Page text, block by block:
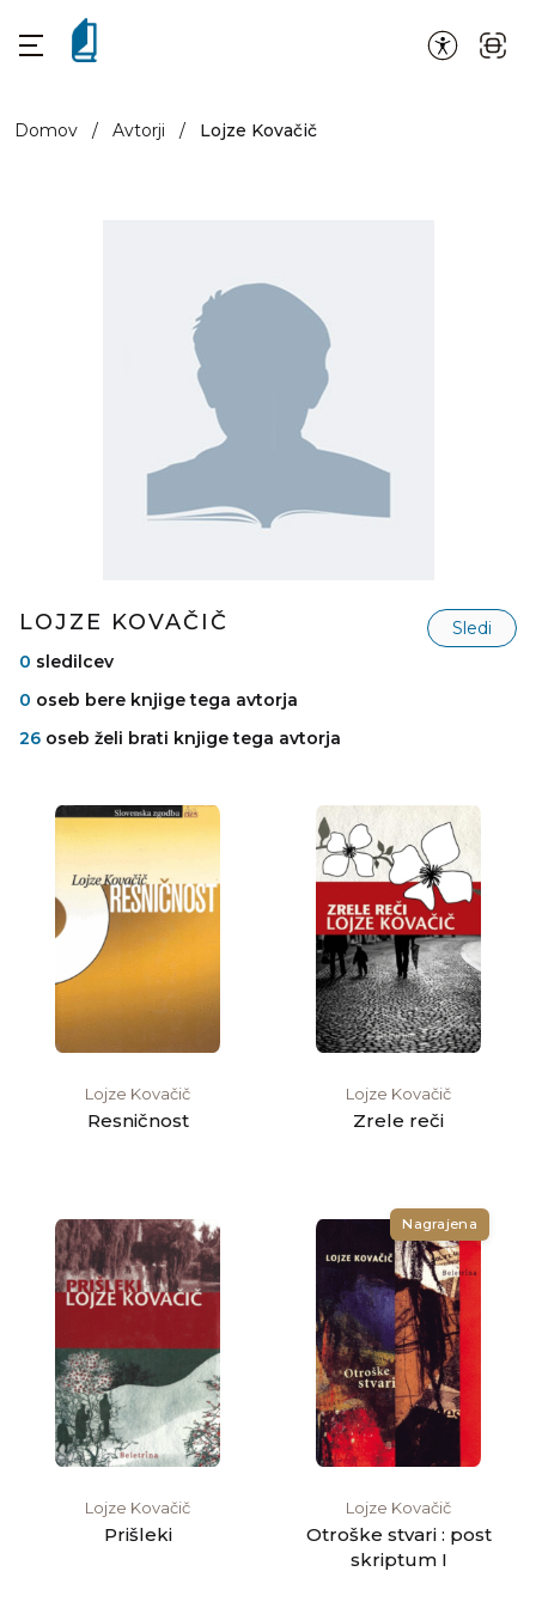
Domov / Avtorji / Lojze Kovačič
LOJZE KOVAČIČ
Sledi
0 sledilcev
0 oseb bere knjige tega avtorja
26 oseb želi brati knjige tega avtorja
Lojze Kovačič
Resničnost
Lojze Kovačič
Zrele reči
Lojze Kovačič
Prišleki
Nagrajena
Lojze Kovačič
Otroške stvari : post
skriptum I